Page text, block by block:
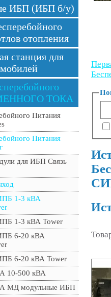
ИБП (ИБП б/у)
отопления
станция для
ТОКА
Питания
Питания
для ИБП Связь
1-3 кВА
1-3 кВА Tower
6-20 кВА
6-20 кВА Tower
10-500 кВА
МД модульные ИБП